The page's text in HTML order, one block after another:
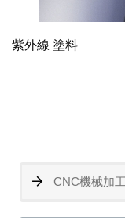
紫外線 塗料